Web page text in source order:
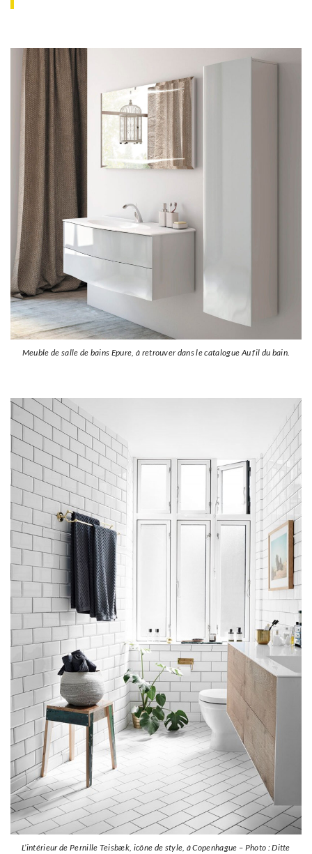
Meuble de salle de bains Epure, à retrouver dans le catalogue Au fil du bain.
L’intérieur de Pernille Teisbæk, icône de style, à Copenhague – Photo : Ditte